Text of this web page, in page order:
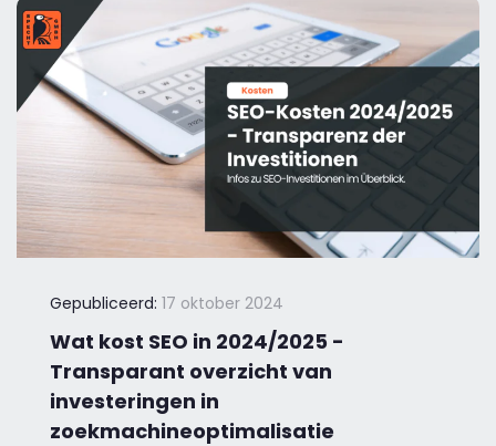
Gepubliceerd: 17 oktober 2024
Wat kost SEO in 2024/2025 -
Transparant overzicht van
investeringen in
zoekmachineoptimalisatie